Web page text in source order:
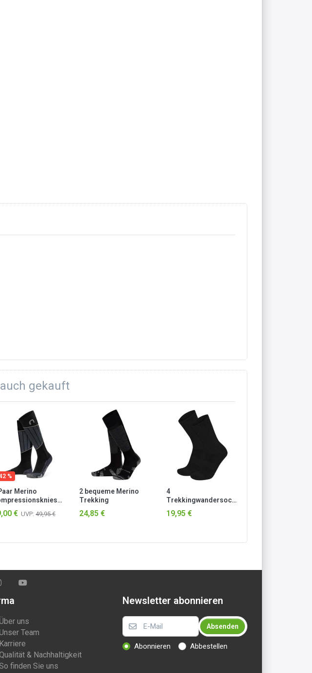
gekauft
%
Merino
Anthrazit
€ UVP: 49,95 €
2 bequeme Merino
Trekking
Kniestrümpfe mit
Frotteesohle Schwarz
24,85 €
4
Trekkingwandersocken
mit Polstersohle und
Komfortbund
19,95 €
uns
Team
Karriere
& Nachhaltigkeit
finden Sie uns
Newsletter abonnieren
Absenden
Abonnieren Abbestellen